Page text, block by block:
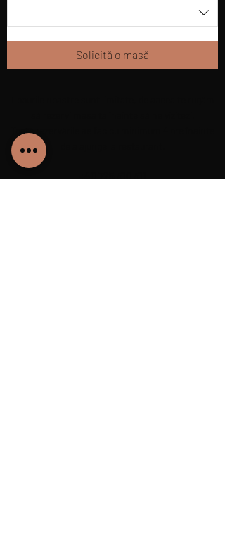
Solicită o masă
Toate rezervările se fac cu minimum 4 ore înainte